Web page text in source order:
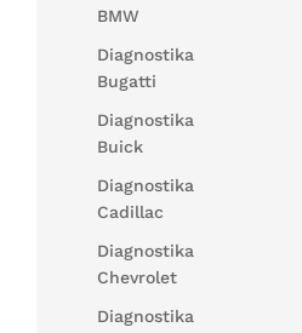
BMW
Diagnostika
Bugatti
Diagnostika
Buick
Diagnostika
Cadillac
Diagnostika
Chevrolet
Diagnostika